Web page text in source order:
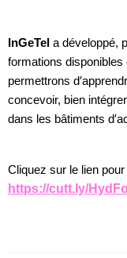
InGeTel a développé,
formations
permettrons
concevoir, bien
dans les bâtiments
Cliquez sur le lien
https://cutt.ly/